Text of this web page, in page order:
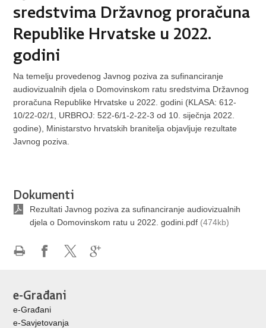
sredstvima Državnog proračuna
Republike Hrvatske u 2022.
godini
Na temelju provedenog Javnog poziva za sufinanciranje
audiovizualnih djela o Domovinskom ratu sredstvima Državnog
proračuna Republike Hrvatske u 2022. godini (KLASA: 612-
10/22-02/1, URBROJ: 522-6/1-2-22-3 od 10. siječnja 2022.
godine), Ministarstvo hrvatskih branitelja objavljuje rezultate
Javnog poziva.
Dokumenti
Rezultati Javnog poziva za sufinanciranje audiovizualnih
djela o Domovinskom ratu u 2022. godini.pdf (474kb)
Facebooku
X-
e-Građani
e-Građani
e-Savjetovanja